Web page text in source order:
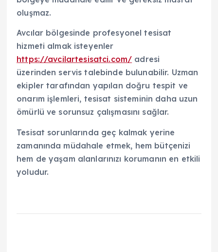
oluşmaz.
Avcılar bölgesinde profesyonel tesisat
hizmeti almak isteyenler
https://avcilartesisatci.com/ adresi
üzerinden servis talebinde bulunabilir. Uzman
ekipler tarafından yapılan doğru tespit ve
onarım işlemleri, tesisat sisteminin daha uzun
ömürlü ve sorunsuz çalışmasını sağlar.
Tesisat sorunlarında geç kalmak yerine
zamanında müdahale etmek, hem bütçenizi
hem de yaşam alanlarınızı korumanın en etkili
yoludur.